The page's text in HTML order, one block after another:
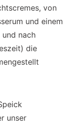
von
und einem
nach
die
unser